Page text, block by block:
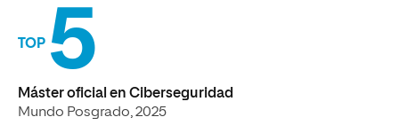
TOP 5
Máster oficial en Ciberseguridad
Mundo Posgrado, 2025